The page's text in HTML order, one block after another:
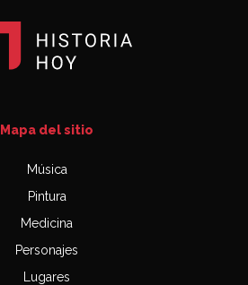
Mapa del sitio
Música
Pintura
Medicina
Personajes
Lugares